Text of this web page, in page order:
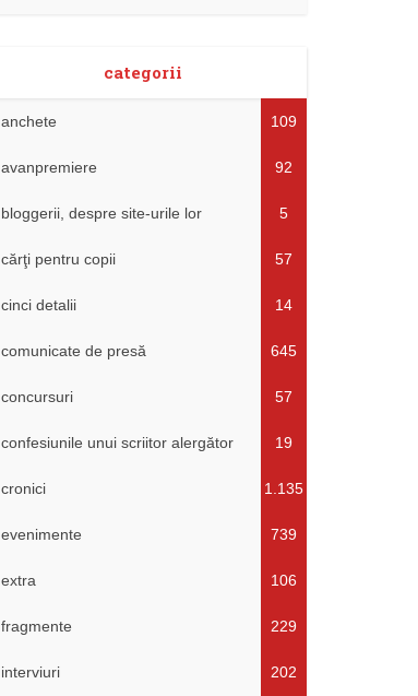
categorii
anchete 109
avanpremiere 92
bloggerii, despre site-urile lor 5
cărţi pentru copii 57
cinci detalii 14
comunicate de presă 645
concursuri 57
confesiunile unui scriitor alergător 19
cronici 1.135
evenimente 739
extra 106
fragmente 229
interviuri 202